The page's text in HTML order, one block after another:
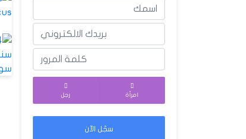
امرأة رجل
سجّل الآن